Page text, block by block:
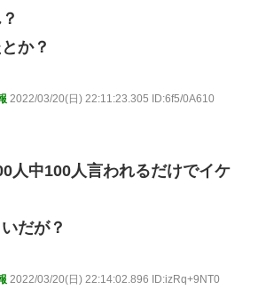
か？
2022/03/20(日) 22:11:23.305 ID:6f5/0A610
人中100人言われるだけでイケ
だが？
2022/03/20(日) 22:14:02.896 ID:izRq+9NT0